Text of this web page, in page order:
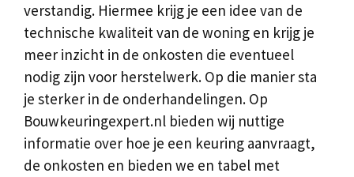
verstandig. Hiermee krijg je een idee van de
technische kwaliteit van de woning en krijg je
meer inzicht in de onkosten die eventueel
nodig zijn voor herstelwerk. Op die manier sta
je sterker in de onderhandelingen. Op
Bouwkeuringexpert.nl bieden wij nuttige
informatie over hoe je een keuring aanvraagt,
de onkosten en bieden we en tabel met